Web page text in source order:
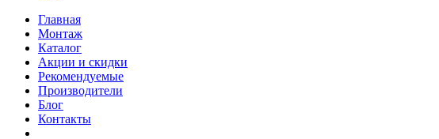
Главная
Монтаж
Каталог
Акции и скидки
Рекомендуемые
Производители
Блог
Контакты